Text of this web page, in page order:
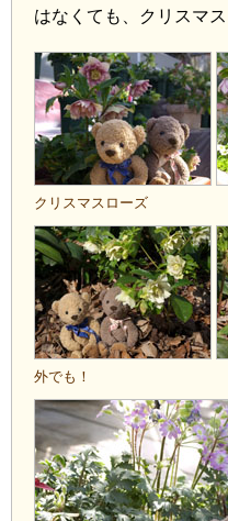
はなくても、クリスマ
クリスマスローズ
外でも！